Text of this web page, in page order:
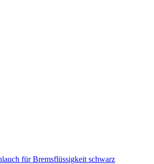
für Bremsflüssigkeit schwarz